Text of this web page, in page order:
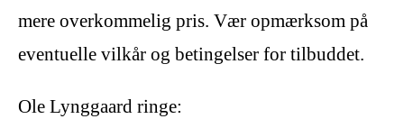
mere overkommelig pris. Vær opmærksom på
eventuelle vilkår og betingelser for tilbuddet.
Ole Lynggaard ringe: